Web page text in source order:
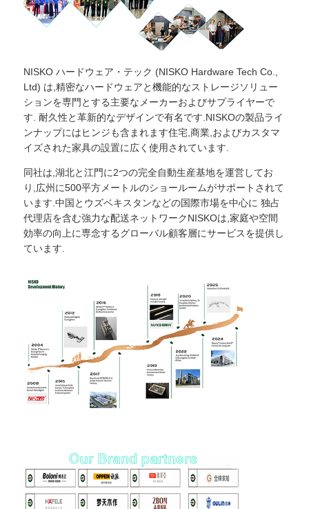
NISKO ハードウェア・テック (NISKO Hardware Tech Co.,
Ltd) は,精密なハードウェアと機能的なストレージソリュー
ションを専門とする主要なメーカーおよびサプライヤーで
す. 耐久性と革新的なデザインで有名です.NISKOの製品ライ
ンナップにはヒンジも含まれます住宅,商業,およびカスタマ
イズされた家具の設置に広く使用されています.
同社は,湖北と江門に2つの完全自動生産基地を運営してお
り,広州に500平方メートルのショールームがサポートされて
います.中国とウズベキスタンなどの国際市場を中心に 独占
代理店を含む強力な配送ネットワークNISKOは,家庭や空間
効率の向上に専念するグローバル顧客層にサービスを提供し
ています.